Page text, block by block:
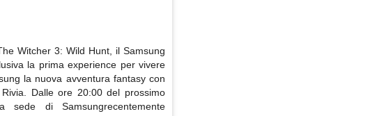
Witcher 3: Wild Hunt, il Samsung
la prima experience per vivere
la nuova avventura fantasy con
Dalle ore 20:00 del prossimo
di Samsungrecentemente